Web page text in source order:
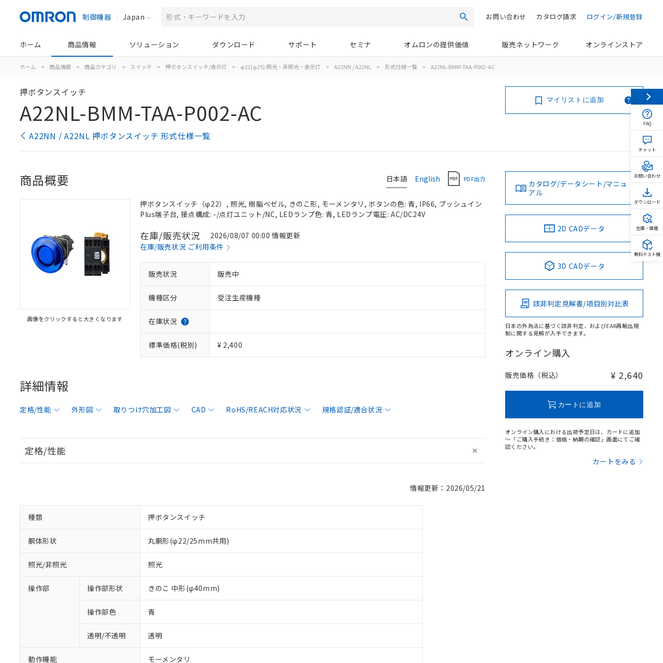
制御機器 Japan 検索 ログイン/新規登録
カタログ請求
お問い合わせ
ホーム 商品情報 ソリューション ダウンロード サポート セミナ オムロンの提供価値 販売ネットワーク オンラインストア
ホーム > 商品情報 > 商品カテゴリ > スイッチ > 押ボタンスイッチ/表示灯 > φ22(φ25):照光・非照光・表示灯 > A22NN / A22NL > 形式仕様一覧 > A22NL-BMM-TAA-P002-AC
押ボタンスイッチ
A22NL-BMM-TAA-P002-AC
A22NN / A22NL 押ボタンスイッチ 形式仕様一覧
マイリストに追加
日本語 English PDF出力
商品概要
画像をクリックすると大きくなります
押ボタンスイッチ（φ22）, 照光, 樹脂ベゼル, きのこ形, モーメンタリ, ボタンの色: 青, IP66, プッシュイン
Plus端子台, 接点構成: -/点灯ユニット/NC, LEDランプ色: 青, LEDランプ電圧: AC/DC24V
在庫/販売状況
2026/08/07 00:00 情報更新
在庫/販売状況 ご利用条件
販売状況 販売中
機種区分 受注生産機種
在庫状況
標準価格(税別) ¥ 2,400
詳細情報
定格/性能 外形図 取りつけ穴加工図 CAD RoHS/REACH対応状況 規格認証/適合状況
定格/性能
情報更新：2026/05/21
種類 押ボタンスイッチ
胴体形状 丸胴形(φ22/25mm共用)
照光/非照光 照光
操作部 操作部形状 きのこ 中形(φ40mm)
操作部色 青
透明/不透明 透明
動作機能 モーメンタリ
カタログ/データシート/マニュ
アル
2D CADデータ
3D CADデータ
該非判定見解書/項目別対比表
日本の外為法に基づく該非判定、およびEAR再輸出規
制に関する見解が入手できます。
オンライン購入
販売価格（税込） ¥ 2,640
カートに追加
オンライン購入における出荷予定日は、カートに追加
～「ご購入手続き：価格・納期の確認」画面にてご確
認ください。
カートをみる
FAQ
チャット
お問い合わせ
ダウンロード
在庫・価格
無料テスト機